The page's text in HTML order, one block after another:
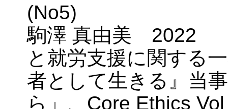
(No5)
駒澤 真由美 2022
と就労支援に関する
者として生きる』当
ら」、Core Ethics